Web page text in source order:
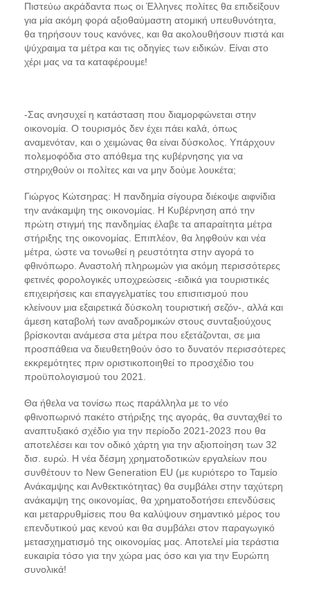
Πιστεύω ακράδαντα πως οι Έλληνες πολίτες θα επιδείξουν
για μία ακόμη φορά αξιοθαύμαστη ατομική υπευθυνότητα,
θα τηρήσουν τους κανόνες, και θα ακολουθήσουν πιστά και
ψύχραιμα τα μέτρα και τις οδηγίες των ειδικών. Είναι στο
χέρι μας να τα καταφέρουμε!
-Σας ανησυχεί η κατάσταση που διαμορφώνεται στην
οικονομία. Ο τουρισμός δεν έχει πάει καλά, όπως
αναμενόταν, και ο χειμώνας θα είναι δύσκολος. Υπάρχουν
πολεμοφόδια στο απόθεμα της κυβέρνησης για να
στηριχθούν οι πολίτες και να μην δούμε λουκέτα;
Γιώργος Κώτσηρας: Η πανδημία σίγουρα διέκοψε αιφνίδια
την ανάκαμψη της οικονομίας. Η Κυβέρνηση από την
πρώτη στιγμή της πανδημίας έλαβε τα απαραίτητα μέτρα
στήριξης της οικονομίας. Επιπλέον, θα ληφθούν και νέα
μέτρα, ώστε να τονωθεί η ρευστότητα στην αγορά το
φθινόπωρο. Αναστολή πληρωμών για ακόμη περισσότερες
φετινές φορολογικές υποχρεώσεις -ειδικά για τουριστικές
επιχειρήσεις και επαγγελματίες του επισιτισμού που
κλείνουν μια εξαιρετικά δύσκολη τουριστική σεζόν-, αλλά και
άμεση καταβολή των αναδρομικών στους συνταξιούχους
βρίσκονται ανάμεσα στα μέτρα που εξετάζονται, σε μια
προσπάθεια να διευθετηθούν όσο το δυνατόν περισσότερες
εκκρεμότητες πριν οριστικοποιηθεί το προσχέδιο του
προϋπολογισμού του 2021.
Θα ήθελα να τονίσω πως παράλληλα με το νέο
φθινοπωρινό πακέτο στήριξης της αγοράς, θα συνταχθεί το
αναπτυξιακό σχέδιο για την περίοδο 2021-2023 που θα
αποτελέσει και τον οδικό χάρτη για την αξιοποίηση των 32
δισ. ευρώ. Η νέα δέσμη χρηματοδοτικών εργαλείων που
συνθέτουν το New Generation EU (με κυριότερο το Ταμείο
Ανάκαμψης και Ανθεκτικότητας) θα συμβάλει στην ταχύτερη
ανάκαμψη της οικονομίας, θα χρηματοδοτήσει επενδύσεις
και μεταρρυθμίσεις που θα καλύψουν σημαντικό μέρος του
επενδυτικού μας κενού και θα συμβάλει στον παραγωγικό
μετασχηματισμό της οικονομίας μας. Αποτελεί μία τεράστια
ευκαιρία τόσο για την χώρα μας όσο και για την Ευρώπη
συνολικά!